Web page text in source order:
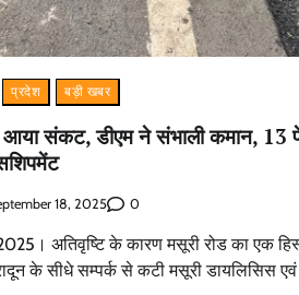
प्रदेश बड़ी खबर
आया संकट, डीएम ने संभाली कमान, 13
18, 2025 0
अतिवृष्टि के कारण मसूरी रोड का एक
के सीधे सम्पर्क से कटी मसूरी डायलिसिस